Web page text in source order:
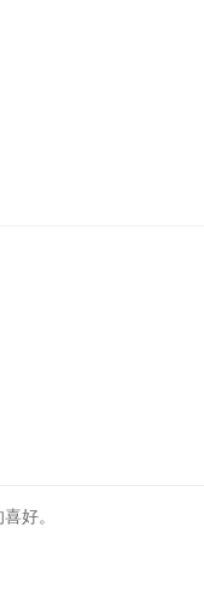
好。